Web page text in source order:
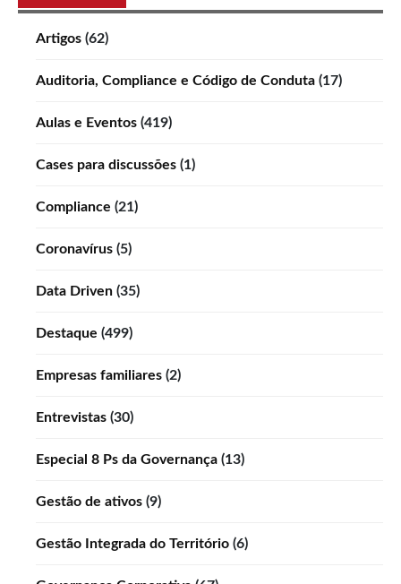
Artigos (62)
Auditoria, Compliance e Código de Conduta (17)
Aulas e Eventos (419)
Cases para discussões (1)
Compliance (21)
Coronavírus (5)
Data Driven (35)
Destaque (499)
Empresas familiares (2)
Entrevistas (30)
Especial 8 Ps da Governança (13)
Gestão de ativos (9)
Gestão Integrada do Território (6)